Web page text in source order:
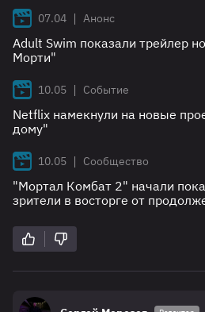
07.04 | Анонс
Adult Swim показали трейлер
Морти"
10.05 | Событие
Netflix намекнули на новые
дому"
10.05 | Сообщество
"Мортал Комбат 2" начали
зрители в восторге от